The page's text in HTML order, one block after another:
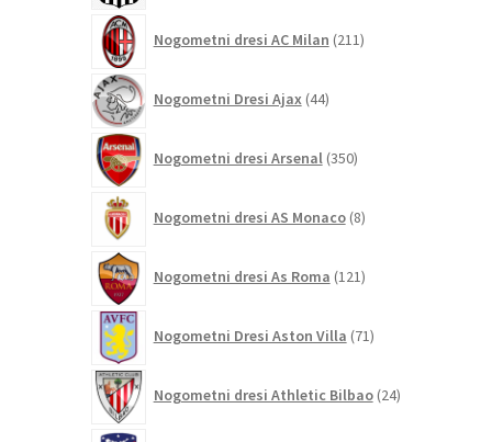
Nogometni dresi AC Milan 211izdelkov
Nogometni Dresi Ajax 44izdelkov
Nogometni dresi Arsenal 350izdelkov
Nogometni dresi AS Monaco 8izdelkov
Nogometni dresi As Roma 121izdelkov
Nogometni Dresi Aston Villa 71izdelkov
Nogometni dresi Athletic Bilbao 24izdelkov